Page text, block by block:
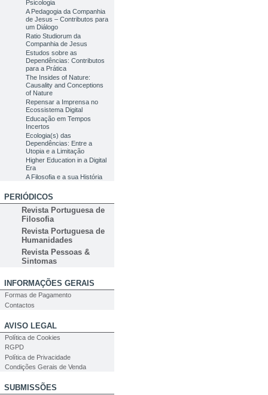
Psicologia
A Pedagogia da Companhia
de Jesus – Contributos para
um Diálogo
Ratio Studiorum da
Companhia de Jesus
Estudos sobre as
Dependências: Contributos
para a Prática
The Insides of Nature:
Causality and Conceptions
of Nature
Repensar a Imprensa no
Ecossistema Digital
Educação em Tempos
Incertos
Ecologia(s) das
Dependências: Entre a
Utopia e a Limitação
Higher Education in a Digital
Era
A Filosofia e a sua História
PERIÓDICOS
Revista Portuguesa de
Filosofia
Revista Portuguesa de
Humanidades
Revista Pessoas &
Sintomas
INFORMAÇÕES GERAIS
Formas de Pagamento
Contactos
AVISO LEGAL
Política de Cookies
RGPD
Política de Privacidade
Condições Gerais de Venda
SUBMISSÕES